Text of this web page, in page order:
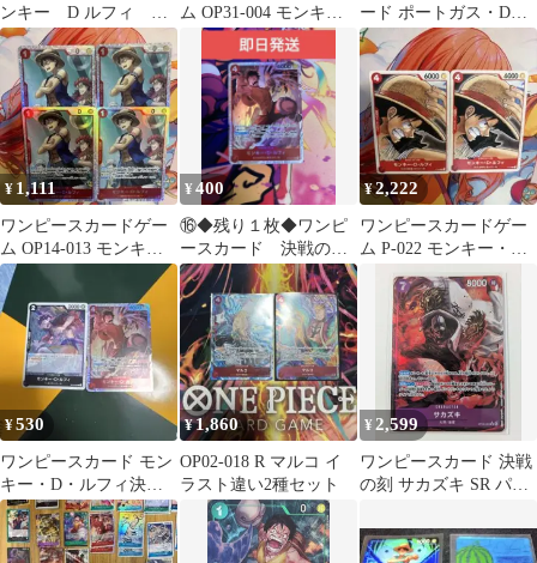
ンキー D ルフィ
SR 決戦の刻
ム OP31-004 モンキ
ー・D・ルフィ 4枚セッ
ード ポートガス・D・
エース OP16-118 他ま
とめ
¥ 1,111
ワンピースカードゲー
ム OP14-013 モンキ
ー・D・ルフィ SR 4枚
セット
¥400
⑯◆残り１枚◆ワンピ
ースカード 決戦の
刻 モンキー·D·ルフィ
SR
¥2,222
ワンピースカードゲー
ム P-022 モンキー・
D・ルフィ 2枚セット
限定品
¥530
ワンピースカード モン
キー・D・ルフィ決戦
の刻 2枚セット
¥1,860
OP02-018 R マルコ イ
ラスト違い2種セット
¥2,599
ワンピースカード 決戦
の刻 サカズキ SR パラ
UC７枚